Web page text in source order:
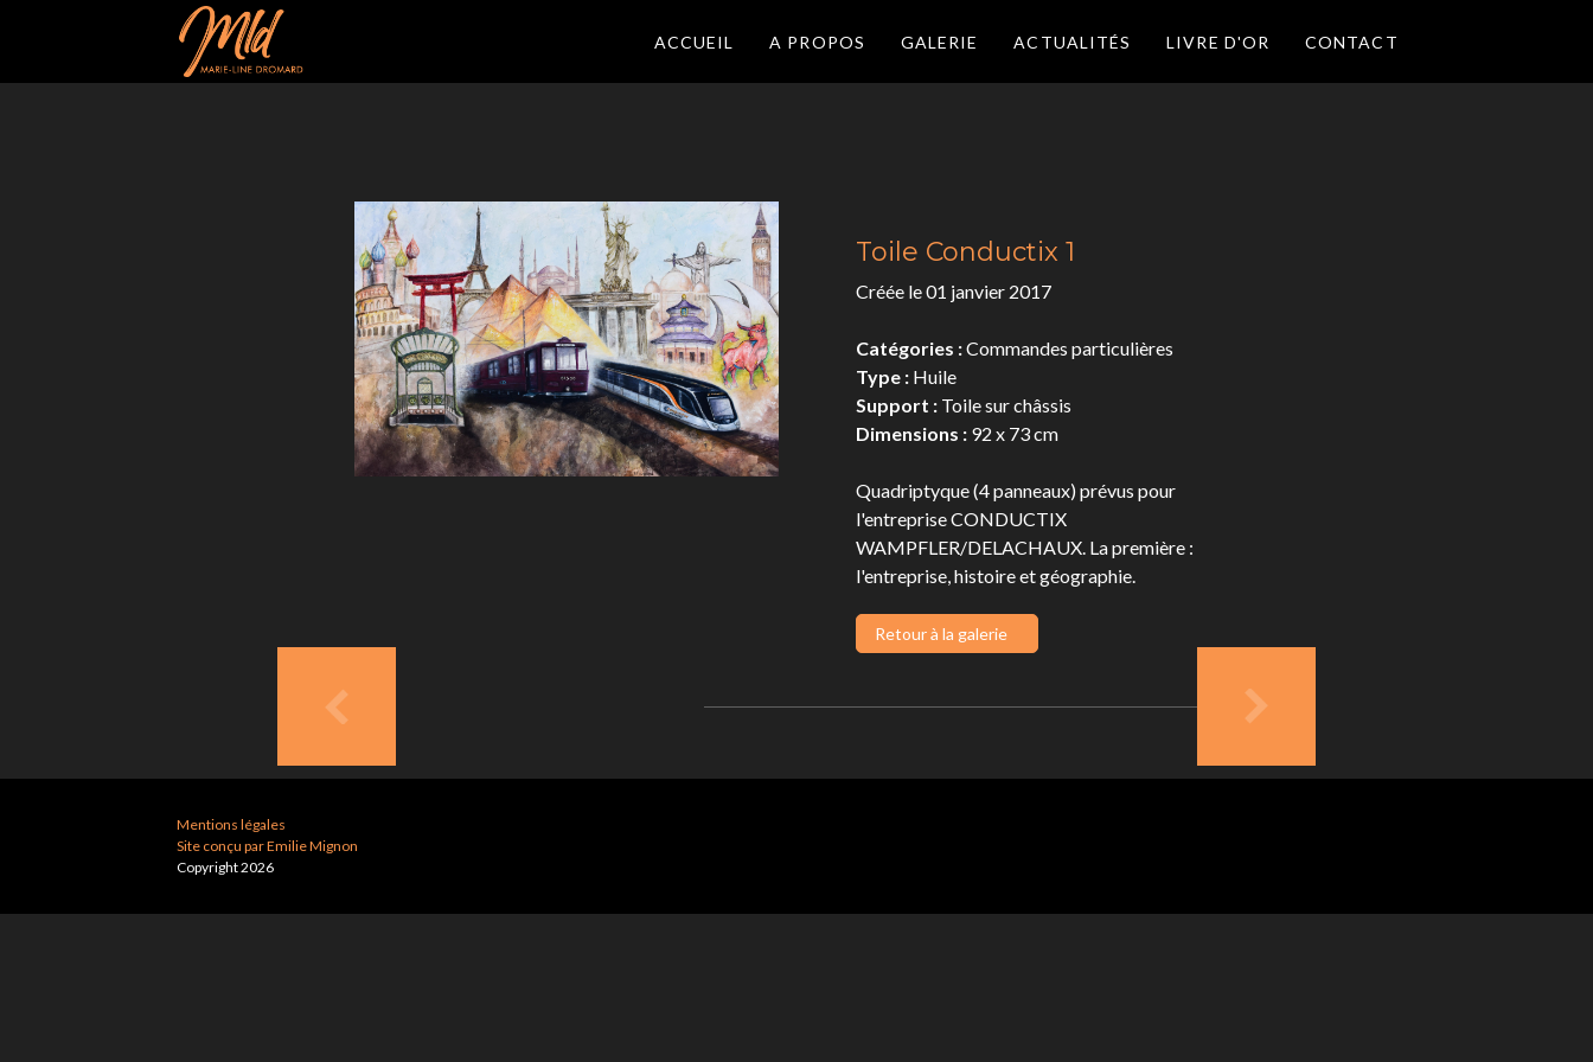
ACCUEIL A PROPOS GALERIE ACTUALITÉS LIVRE D'OR CONTACT
Toile Conductix 1
Créée le 01 janvier 2017
Catégories :Commandes particulières
Type :Huile
Support :Toile sur châssis
Dimensions :92 x 73 cm
Quadriptyque (4 panneaux) prévus pour
l'entreprise CONDUCTIX
WAMPFLER/DELACHAUX. La première :
l'entreprise, histoire et géographie.
Retour à la galerie
Mentions légales
Site conçu par Emilie Mignon
Copyright 2026